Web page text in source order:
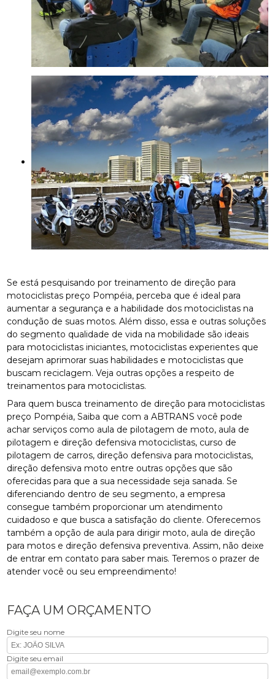
Se está pesquisando por treinamento de direção para
motociclistas preço Pompéia, perceba que é ideal para
aumentar a segurança e a habilidade dos motociclistas na
condução de suas motos. Além disso, essa e outras soluções
do segmento qualidade de vida na mobilidade são ideais
para motociclistas iniciantes, motociclistas experientes que
desejam aprimorar suas habilidades e motociclistas que
buscam reciclagem. Veja outras opções a respeito de
treinamentos para motociclistas.
Para quem busca treinamento de direção para motociclistas
preço Pompéia, Saiba que com a ABTRANS você pode
achar serviços como aula de pilotagem de moto, aula de
pilotagem e direção defensiva motociclistas, curso de
pilotagem de carros, direção defensiva para motociclistas,
direção defensiva moto entre outras opções que são
oferecidas para que a sua necessidade seja sanada. Se
diferenciando dentro de seu segmento, a empresa
consegue também proporcionar um atendimento
cuidadoso e que busca a satisfação do cliente. Oferecemos
também a opção de aula para dirigir moto, aula de direção
para motos e direção defensiva preventiva. Assim, não deixe
de entrar em contato para saber mais. Teremos o prazer de
atender você ou seu empreendimento!
FAÇA UM ORÇAMENTO
Digite seu nome
Digite seu email